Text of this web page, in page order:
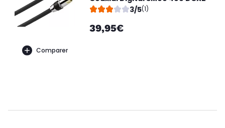
Comparer
3/5(1)
39,95€